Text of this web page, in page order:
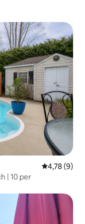
Note
4,78 (9)
| 10 per
aimés